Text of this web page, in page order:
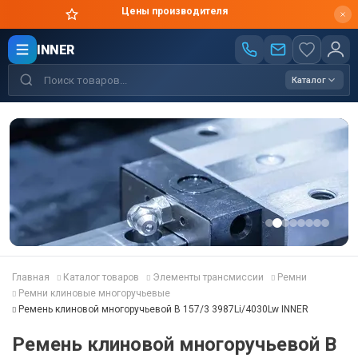
Цены производителя
INNER
Каталог
Главная Каталог товаров Элементы трансмиссии
Ремни
Ремни клиновые многоручьевые
Ремень клиновой многоручьевой B 157/3 3987Li/4030Lw INNER
Ремень клиновой многоручьевой B